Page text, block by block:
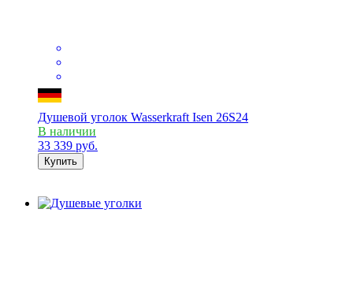
Душевой уголок Wasserkraft Isen 26S24
В наличии
33 339 руб.
Купить